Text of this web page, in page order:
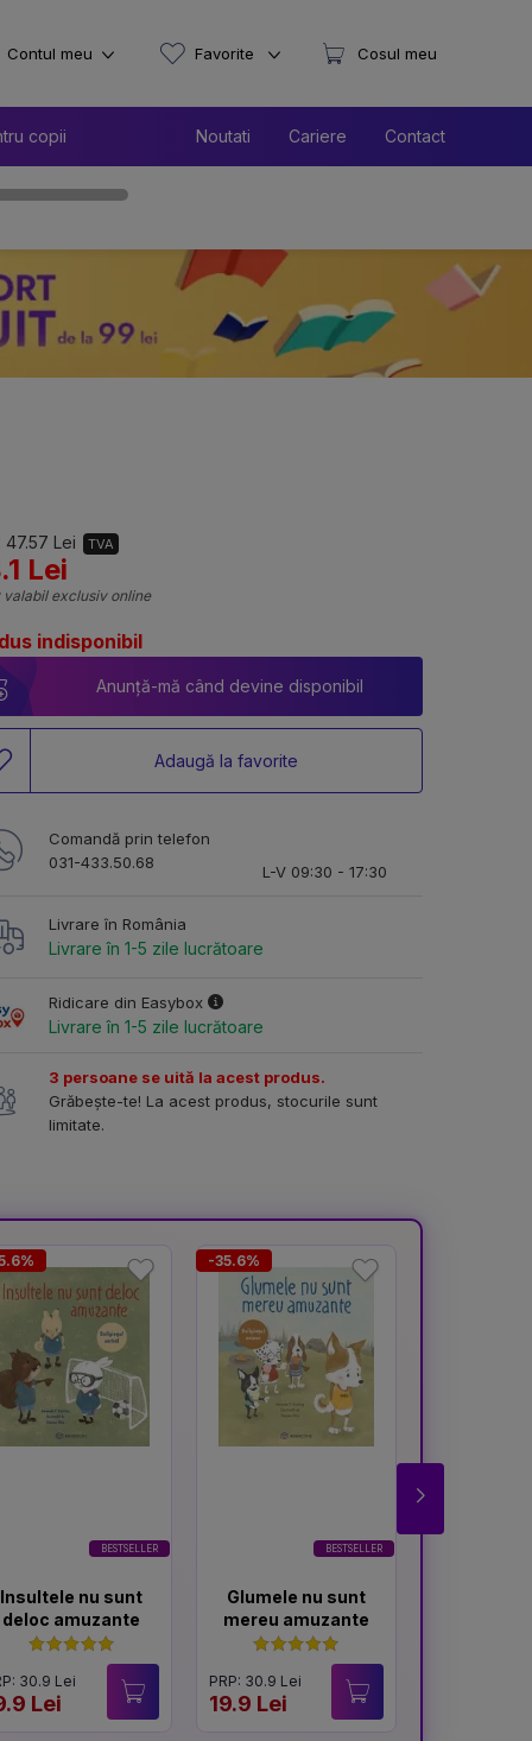
copii Noutati Cariere Contact
Contul meu Favorite Cosul meu
47.57 Lei TVA
Lei
valabil exclusiv online
indisponibil
Anunță-mă când devine disponibil
Adaugă la favorite
Comandă prin telefon
031-433.50.68
L-V 09:30 - 17:30
Livrare în România
Livrare în 1-5 zile lucrătoare
Ridicare din Easybox
Livrare în 1-5 zile lucrătoare
3 persoane se uită la acest produs.
Grăbește-te! La acest produs, stocurile sunt
limitate.
BESTSELLER
Insultele nu sunt
deloc amuzante
30.9 Lei
Lei
BESTSELLER
-35.6%
Glumele nu sunt
mereu amuzante
PRP: 30.9 Lei
19.9 Lei